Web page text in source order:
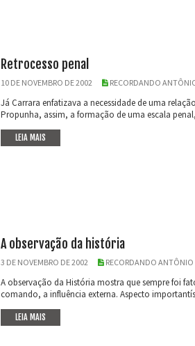
Retrocesso penal
10 DE NOVEMBRO DE 2002 RECORDANDO
Já Carrara enfatizava a necessidade de uma
Propunha, assim, a formação de uma escala
LEIA MAIS
A observação da história
3 DE NOVEMBRO DE 2002 RECORDANDO ANTÔNIO
A observação da História mostra que sempre foi
comando, a influência externa. Aspecto
LEIA MAIS